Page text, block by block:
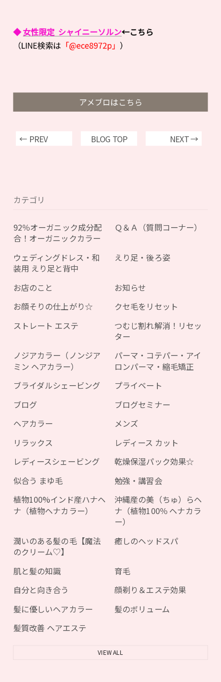
◆女性限定 シャイニーソルン←こちら
（LINE検索は 「@ece8972p」）
アメブロはこちら
← PREV BLOG TOP NEXT →
カテゴリ
92％オーガニック成分配
合！オーガニックカラー
Ｑ＆Ａ（質問コーナー）
ウェディングドレス・和
装用 えり足と背中
えり足・後ろ姿
お店のこと
お知らせ
お顔そりの仕上がり☆
クセ毛をリセット
ストレート エステ
つむじ割れ解消！リセッ
ター
ノジアカラー（ノンジア
ミン ヘアカラー）
パーマ・コテパー・アイ
ロンパーマ・縮毛矯正
ブライダルシェービング
プライベート
ブログ
ブログセミナー
ヘアカラー
メンズ
リラックス
レディース カット
レディースシェービング
乾燥保湿パック効果☆
似合う まゆ毛
勉強・講習会
植物100%インド産ハナヘ
ナ（植物ヘナカラー）
沖縄産の美（ちゅ）らヘ
ナ（植物100％ ヘナカラ
ー）
潤いのある髪の毛【魔法
のクリーム♡】
癒しのヘッドスパ
肌と髪の知識
育毛
自分と向き合う
顔剃り＆エステ効果
髪に優しいヘアカラー
髪のボリューム
髪質改善 ヘアエステ
VIEW ALL